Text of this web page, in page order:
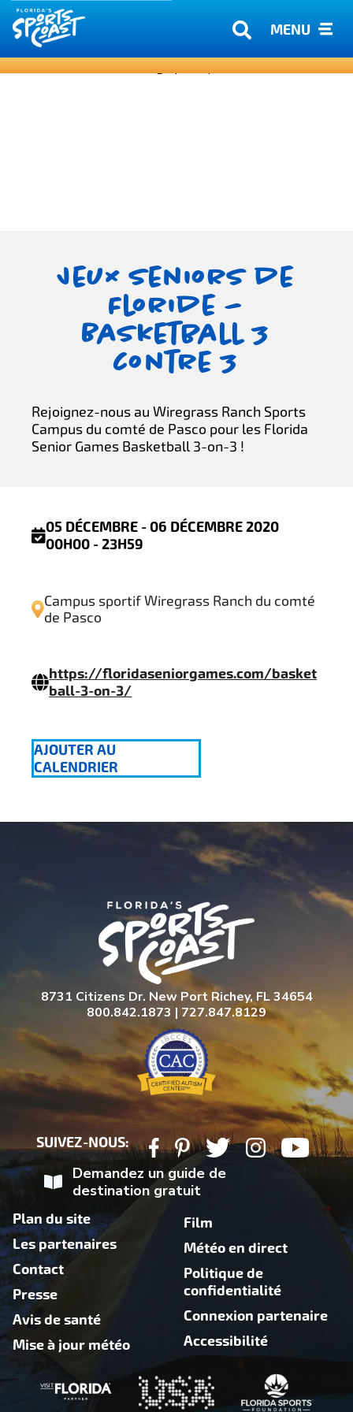
MENU
Jeux seniors de
Floride –
Basketball 3
contre 3
Rejoignez-nous au Wiregrass Ranch Sports
Campus du comté de Pasco pour les Florida
Senior Games Basketball 3-on-3 !
05 DÉCEMBRE - 06 DÉCEMBRE 2020
00H00 - 23H59
Campus sportif Wiregrass Ranch du comté
de Pasco
https://floridaseniorgames.com/basket
ball-3-on-3/
AJOUTER AU
CALENDRIER
8731 Citizens Dr. New Port Richey, FL 34654
800.842.1873 | 727.847.8129
SUIVEZ-NOUS:
Demandez un guide de
destination gratuit
Plan du site
Les partenaires
Contact
Presse
Avis de santé
Mise à jour météo
Film
Météo en direct
Politique de
confidentialité
Connexion partenaire
Accessibilité